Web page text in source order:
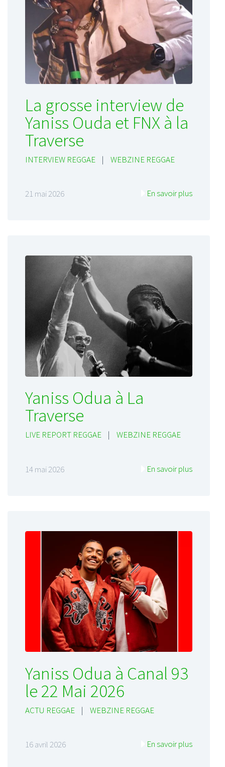
La grosse interview de
Yaniss Ouda et FNX à la
Traverse
INTERVIEW REGGAE | WEBZINE REGGAE
21 mai 2026 En savoir plus
Yaniss Odua à La
Traverse
LIVE REPORT REGGAE | WEBZINE REGGAE
14 mai 2026 En savoir plus
Yaniss Odua à Canal 93
le 22 Mai 2026
ACTU REGGAE | WEBZINE REGGAE
16 avril 2026 En savoir plus